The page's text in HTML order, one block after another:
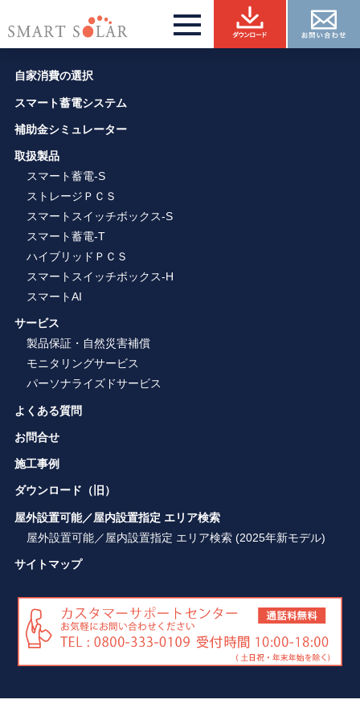
自家消費の選択
スマート蓄電システム
補助金シミュレーター
取扱製品
スマート蓄電-S
ストレージＰＣＳ
スマートスイッチボックス-S
スマート蓄電-T
ハイブリッドＰＣＳ
スマートスイッチボックス-H
スマートAI
サービス
製品保証・自然災害補償
モニタリングサービス
パーソナライズドサービス
よくある質問
お問合せ
施工事例
ダウンロード（旧）
屋外設置可能／屋内設置指定 エリア検索
屋外設置可能／屋内設置指定 エリア検索 (2025年新モデル)
サイトマップ